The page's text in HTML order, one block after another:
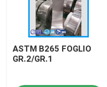
Chi siamo
Fatory Tour
ASTM B265 FOGLIO
GR.2/GR.1